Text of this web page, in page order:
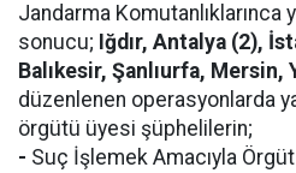
Jandarma Komutanlıklarınca
sonucu; Iğdır, Antalya (2),
Balıkesir, Şanlıurfa, Mersin,
düzenlenen operasyonlarda
örgütü üyesi şüphelilerin;
- Suç İşlemek Amacıyla